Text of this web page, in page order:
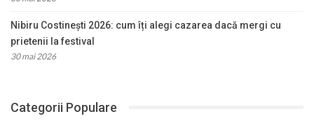
Nibiru Costinești 2026: cum îți alegi cazarea dacă mergi cu
prietenii la festival
30 mai 2026
Categorii Populare